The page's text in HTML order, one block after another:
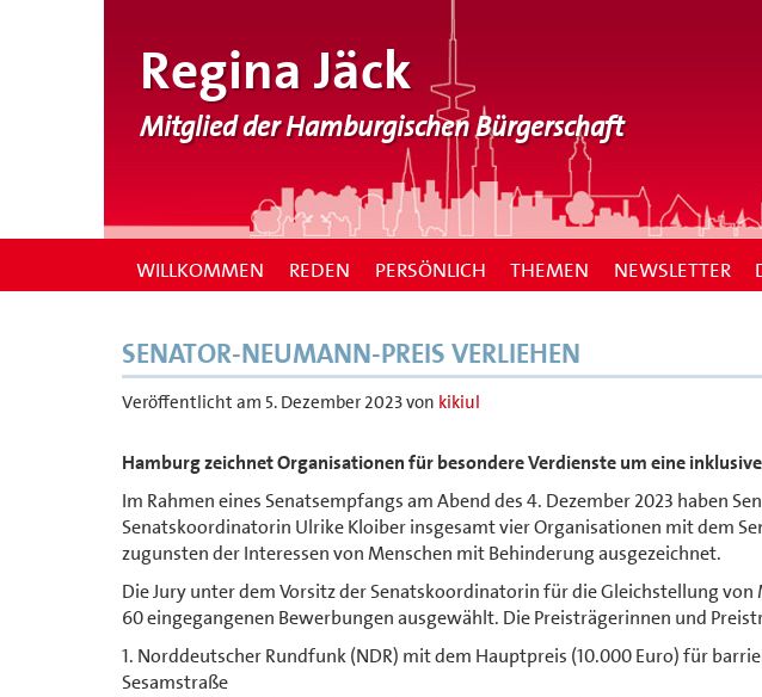
Regina Jäck
Mitglied der Hamburgischen Bürgerschaft
WILLKOMMEN REDEN PERSÖNLICH THEMEN NEWSLETTER
SENATOR-NEUMANN-PREIS VERLIEHEN
Veröffentlicht am 5. Dezember 2023von kikiul
Hamburg zeichnet Organisationen für besondere Verdienste um eine
Im Rahmen eines Senatsempfangs am Abend des 4. Dezember 2023 haben
Senatskoordinatorin Ulrike Kloiber insgesamt vier Organisationen mit dem
zugunsten der Interessen von Menschen mit Behinderung ausgezeichnet.
Die Jury unter dem Vorsitz der Senatskoordinatorin für die Gleichstellung
60 eingegangenen Bewerbungen ausgewählt. Die Preisträgerinnen und
1. Norddeutscher Rundfunk (NDR) mit dem Hauptpreis (10.000 Euro) für
Sesamstraße